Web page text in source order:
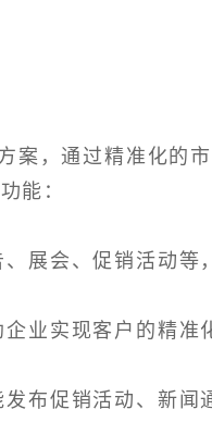
案，通过精准化的
能：
展会、促销活动等，
业实现客户的精准
布促销活动、新闻